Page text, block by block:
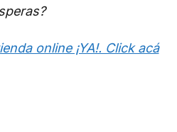
online ¡YA!. Click acá